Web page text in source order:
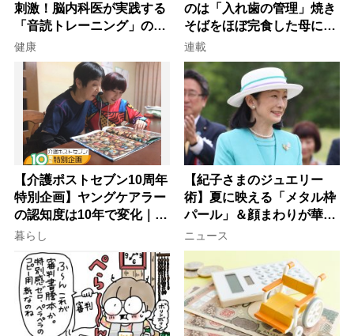
刺激！脳内科医が実践する
「音読トレーニング」の極
意
健康
のは「入れ歯の管理」焼き
そばをほぼ完食した母に息
子が血の気が引いた理由
連載
【介護ポストセブン10周年
特別企画】ヤングケアラー
の認知度は10年で変化｜流
行語大賞にノミネート、法
律にも明記されたが果たし
て現在は？
暮らし
【紀子さまのジュエリー
術】夏に映える「メタル枠
パール」＆顔まわりが華や
ぐ「揺れる一粒」の使い分
け方
ニュース